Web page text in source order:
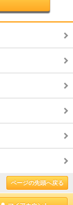
ページの先頭へ戻る